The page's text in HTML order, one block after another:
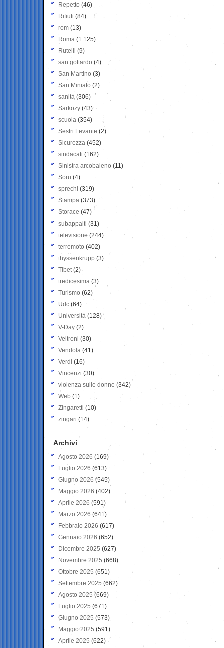
Repetto (46)
Rifiuti (84)
rom (13)
Roma (1.125)
Rutelli (9)
san gottardo (4)
San Martino (3)
San Miniato (2)
sanità (306)
Sarkozy (43)
scuola (354)
Sestri Levante (2)
Sicurezza (452)
sindacati (162)
Sinistra arcobaleno (11)
Soru (4)
sprechi (319)
Stampa (373)
Storace (47)
subappalti (31)
televisione(244)
terremoto (402)
thyssenkrupp (3)
Tibet(2)
tredicesima (3)
Turismo (62)
Udc (64)
Università (128)
V-Day (2)
Veltroni (30)
Vendola (41)
Verdi (16)
Vincenzi (30)
violenza sulle donne (342)
Web (1)
Zingaretti (10)
zingari (14)
Archivi
Agosto 2026 (169)
Luglio 2026 (613)
Giugno 2026 (545)
Maggio 2026 (402)
Aprile 2026 (591)
Marzo 2026 (641)
Febbraio 2026 (617)
Gennaio 2026 (652)
Dicembre 2025 (627)
Novembre 2025 (668)
Ottobre 2025 (651)
Settembre 2025 (662)
Agosto 2025 (669)
Luglio 2025 (671)
Giugno 2025 (573)
Maggio 2025 (591)
Aprile 2025 (622)